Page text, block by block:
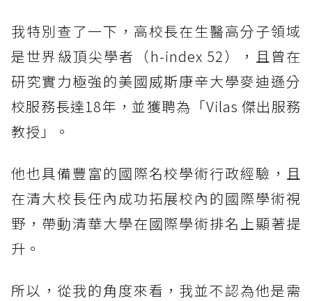
我特別查了一下，高校長在生醫高分子領域
是世界級頂尖學者（h-index 52），且曾在
研究實力極強的美國威斯康辛大學麥迪遜分
校服務長達18年，並獲聘為「Vilas 傑出服務
教授」。
他也具備豐富的國際名校學術行政經驗，且
在清大校長任內成功拓展校內的國際學術視
野，帶動清華大學在國際學術排名上顯著提
升。
所以，從我的角度來看，我並不認為他是需